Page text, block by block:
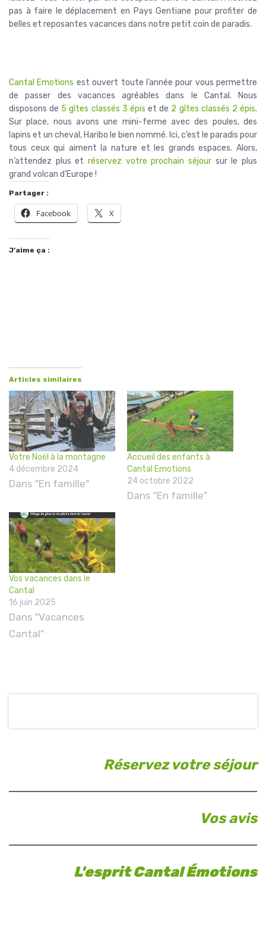
pas à faire le déplacement en Pays Gentiane pour profiter de
belles et reposantes vacances dans notre petit coin de paradis.
Cantal Emotions est ouvert toute l’année pour vous permettre
de passer des vacances agréables dans le Cantal. Nous
disposons de 5 gîtes classés 3 épis et de 2 gîtes classés 2 épis.
Sur place, nous avons une mini-ferme avec des poules, des
lapins et un cheval, Haribo le bien nommé. Ici, c’est le paradis pour
tous ceux qui aiment la nature et les grands espaces. Alors,
n’attendez plus et réservez votre prochain séjour sur le plus
grand volcan d’Europe !
Partager :
Facebook X
J’aime ça :
Articles similaires
Votre Noël à la montagne
4 décembre 2024
Dans "En famille"
Accueil des enfants à
Cantal Emotions
24 octobre 2022
Dans "En famille"
Vos vacances dans le
Cantal
16 juin 2025
Dans "Vacances
Cantal"
Réservez votre séjour
Vos avis
L'esprit Cantal Émotions